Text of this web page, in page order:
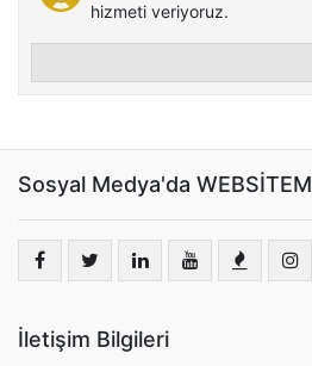
hizmeti veriyoruz.
Sosyal Medya'da WEBSİTEM
İletişim Bilgileri